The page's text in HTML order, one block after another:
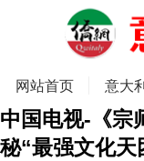
网站首页 意大利
中国电视-《宗
秘“最强文化天